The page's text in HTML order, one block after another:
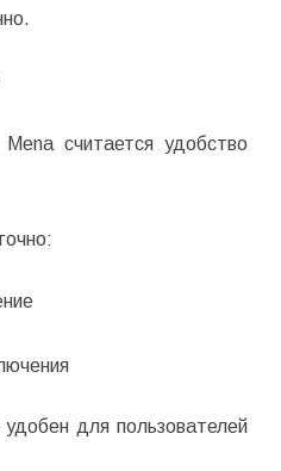
считается удобство
для пользователей